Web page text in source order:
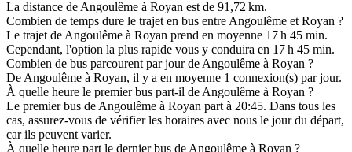
La distance de Angoulême à Royan est de 91,72 km.
Combien de temps dure le trajet en bus entre Angoulême et Royan ?
Le trajet de Angoulême à Royan prend en moyenne 17 h 45 min.
Cependant, l'option la plus rapide vous y conduira en 17 h 45 min.
Combien de bus parcourent par jour de Angoulême à Royan ?
De Angoulême à Royan, il y a en moyenne 1 connexion(s) par jour.
À quelle heure le premier bus part-il de Angoulême à Royan ?
Le premier bus de Angoulême à Royan part à 20:45. Dans tous les
cas, assurez-vous de vérifier les horaires avec nous le jour du départ,
car ils peuvent varier.
À quelle heure part le dernier bus de Angoulême à Royan ?